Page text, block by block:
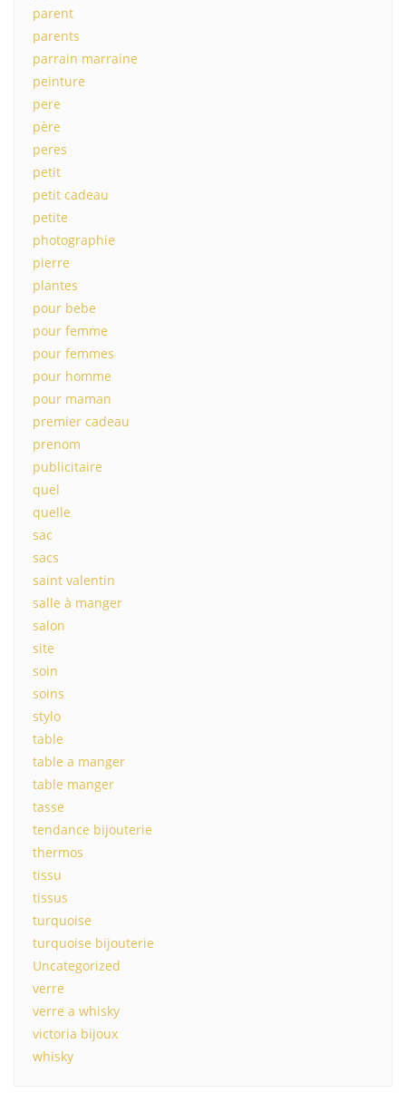
parent
parents
parrain marraine
peinture
pere
père
peres
petit
petit cadeau
petite
photographie
pierre
plantes
pour bebe
pour femme
pour femmes
pour homme
pour maman
premier cadeau
prenom
publicitaire
quel
quelle
sac
sacs
saint valentin
salle à manger
salon
site
soin
soins
stylo
table
table a manger
table manger
tasse
tendance bijouterie
thermos
tissu
tissus
turquoise
turquoise bijouterie
Uncategorized
verre
verre a whisky
victoria bijoux
whisky